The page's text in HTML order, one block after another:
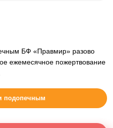
БФ «Правмир» разово
ежемесячное пожертвование
подопечным